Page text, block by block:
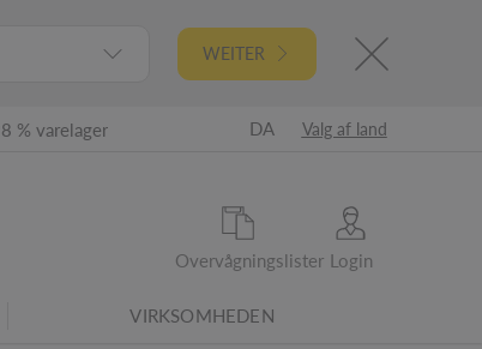
WEITER
% varelager DA Valg af land
Overvågningslister Login
VIRKSOMHEDEN